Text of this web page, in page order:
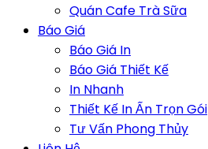
Quán Cafe Trà Sữa
Báo Giá
Báo Giá In
Báo Giá Thiết Kế
In Nhanh
Thiết Kế In Ấn Trọn Gói
Tư Vấn Phong Thủy